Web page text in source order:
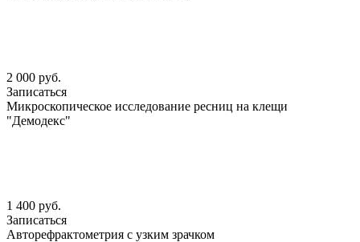
2 000 руб.
Записаться
Микроскопическое исследование ресниц на клещи
"Демодекс"
1 400 руб.
Записаться
Авторефрактометрия с узким зрачком